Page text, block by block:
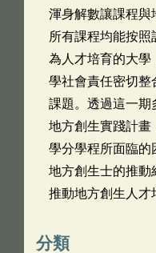
渾身解數讓課程與
所有課程均能按
為人才培育的大學
學社會責任密切整
課題。透過這一
地方創生實踐計畫
學分學程所面臨的
地方創生士的推動
推動地方創生人才
分類